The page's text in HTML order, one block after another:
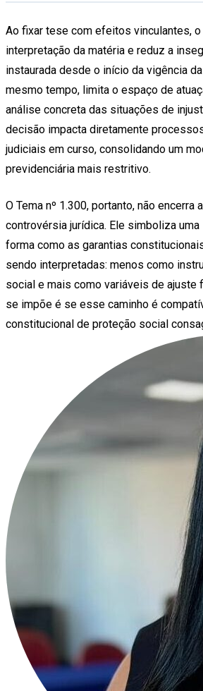
Ao fixar tese com efeitos vinculantes,
interpretação da matéria e reduz a
instaurada desde o início da vigência
mesmo tempo, limita o espaço de
análise concreta das situações de
decisão impacta diretamente
judiciais em curso, consolidando um
previdenciária mais restritivo.
O Tema nº 1.300, portanto, não encerra
controvérsia jurídica. Ele simboliza
forma como as garantias
sendo interpretadas: menos como
social e mais como variáveis de ajuste
se impõe é se esse caminho é
constitucional de proteção social